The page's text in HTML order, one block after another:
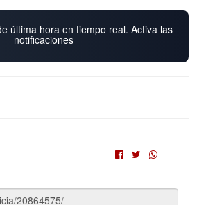
última hora en tiempo real. Activa las
notificaciones